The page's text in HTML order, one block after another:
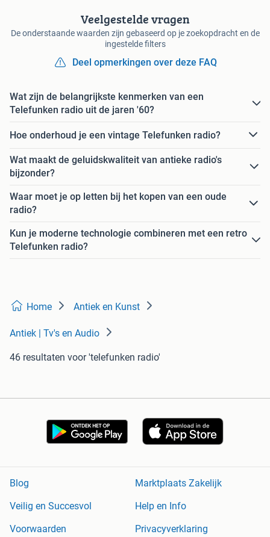
Veelgestelde vragen
De onderstaande waarden zijn gebaseerd op je zoekopdracht en de
ingestelde filters
Deel opmerkingen over deze FAQ
Wat zijn de belangrijkste kenmerken van een
Telefunken radio uit de jaren '60?
Hoe onderhoud je een vintage Telefunken radio?
Wat maakt de geluidskwaliteit van antieke radio's
bijzonder?
Waar moet je op letten bij het kopen van een oude
radio?
Kun je moderne technologie combineren met een retro
Telefunken radio?
Home Antiek en Kunst
Antiek | Tv's en Audio
46 resultaten voor 'telefunken radio'
Blog
Marktplaats Zakelijk
Veilig en Succesvol
Help en Info
Voorwaarden
Privacyverklaring